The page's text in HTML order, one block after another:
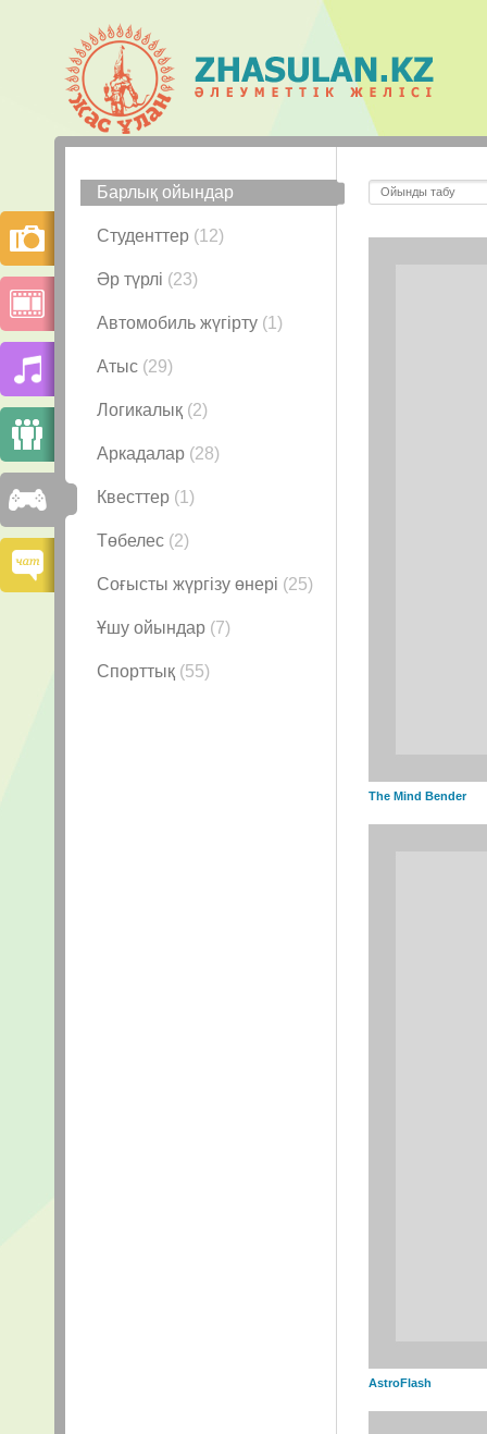
Барлық ойындар
Студенттер (12)
Әр түрлі (23)
Автомобиль жүгірту (1)
Атыс (29)
Логикалық (2)
Аркадалар (28)
Квесттер (1)
Төбелес (2)
Соғысты жүргізу өнері (25)
Ұшу ойындар (7)
Спорттық (55)
The Mind Bender
AstroFlash